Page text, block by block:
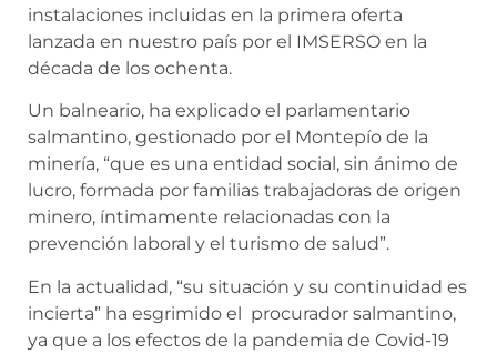
instalaciones incluidas en la primera oferta
lanzada en nuestro país por el IMSERSO en la
década de los ochenta.
Un balneario, ha explicado el parlamentario
salmantino, gestionado por el Montepío de la
minería, “que es una entidad social, sin ánimo de
lucro, formada por familias trabajadoras de origen
minero, íntimamente relacionadas con la
prevención laboral y el turismo de salud”.
En la actualidad, “su situación y su continuidad es
incierta” ha esgrimido el procurador salmantino,
ya que a los efectos de la pandemia de Covid-19